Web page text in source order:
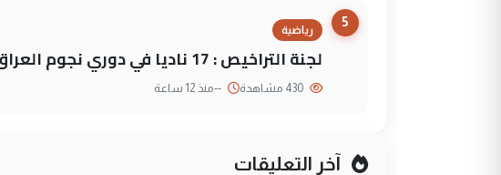
5
رياضية
لجنة التراخيص : 17 ناديا في دوري نجوم العراق و3 فرق خارج الضوابط
--منذ 12 ساعة
آخر التعليقات